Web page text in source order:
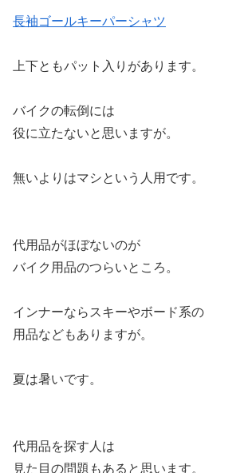
長袖ゴールキーパーシャツ
上下ともパット入りがあります。
バイクの転倒には
役に立たないと思いますが。
無いよりはマシという人用です。
代用品がほぼないのが
バイク用品のつらいところ。
インナーならスキーやボード系の
用品などもありますが。
夏は暑いです。
代用品を探す人は
見た目の問題もあると思います。